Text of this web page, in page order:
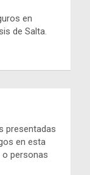
en
de Salta.
presentadas
en esta
o personas